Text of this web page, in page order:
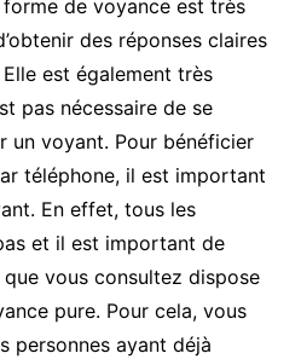
de voyance est très
des réponses claires
est également très
pas nécessaire de se
un voyant. Pour bénéficier
téléphone, il est important
En effet, tous les
et il est important de
que vous consultez dispose
pure. Pour cela, vous
personnes ayant déjà